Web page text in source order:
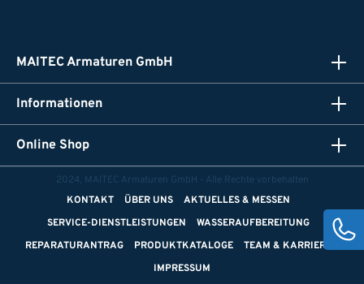
MAITEC Armaturen GmbH
Informationen
Online Shop
2024, MAITEC Armaturen GmbH - Alle Rechte vorbehalten
KONTAKT
ÜBER UNS
AKTUELLES & MESSEN
SERVICE-DIENSTLEISTUNGEN
WASSERAUFBEREITUNG
REPARATURANTRAG
PRODUKTKATALOGE
TEAM & KARRIERE
IMPRESSUM